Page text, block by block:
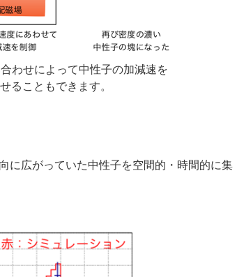
わせによって中性子の加減速を
ることもできます。
に広がっていた中性子を空間的・時間的に集